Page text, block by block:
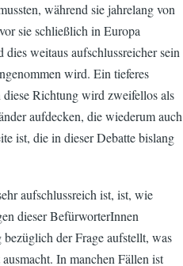
während sie jahrelang von
sie schließlich in Europa
weitaus aufschlussreicher sein
wird. Ein tieferes
Richtung wird zweifellos als
aufdecken, die wiederum auch
ist, die in dieser Debatte bislang
aufschlussreich ist, ist, wie
dieser BefürworterInnen
der Frage aufstellt, was
In manchen Fällen ist